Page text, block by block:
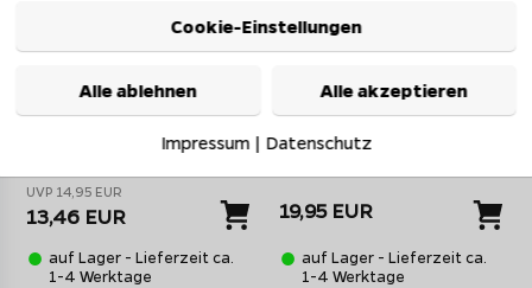
Outdoorchef HEAT
Powerbank 10000 mAh -
tragbarer Akku für
UVP 14,95 EUR
13,46 EUR
auf Lager - Lieferzeit ca.
1-4 Werktage
Outdoorchef Zubehörhalter
Unterschrank HEAT 4-Brenner
und 5-Brenner Grillstationen
und Module
19,95 EUR
auf Lager - Lieferzeit ca.
1-4 Werktage
Cookie-Einstellungen
Alle ablehnen Alle akzeptieren
Impressum| Datenschutz